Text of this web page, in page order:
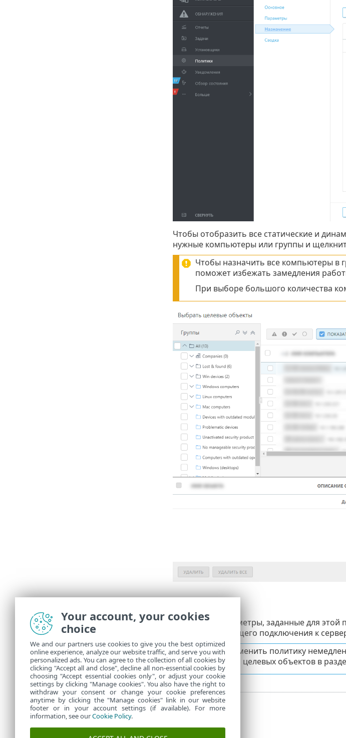
Чтобы отобразить все статические и
нужные компьютеры или группы и
Чтобы назначить все компьютеры в
поможет избежать замедления
При выборе большого количества
Проверьте параметры, заданные для этой
после их следующего подключения к
Чтобы применить политику
отношении целевых объектов в
Your account, your cookies
choice
We and our partners use cookies to give you the best optimized
online experience, analyze our website traffic, and serve you with
personalized ads. You can agree to the collection of all cookies by
clicking "Accept all and close", decline all non-essential cookies by
choosing "Accept essential cookies only", or adjust your cookie
settings by clicking "Manage cookies". You also have the right to
withdraw your consent or change your cookie preferences
anytime by clicking the "Manage cookies" link in our website
footer or in your account settings (if available). For more
information, see ourCookie Policy.